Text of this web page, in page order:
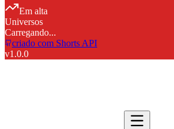
Em alta
Universos
Carregando...
criado com Shorts API
v1.0.0